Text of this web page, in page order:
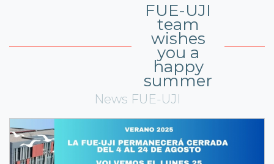
FUE-UJI
team
wishes
you a
happy
summer
News FUE-UJI